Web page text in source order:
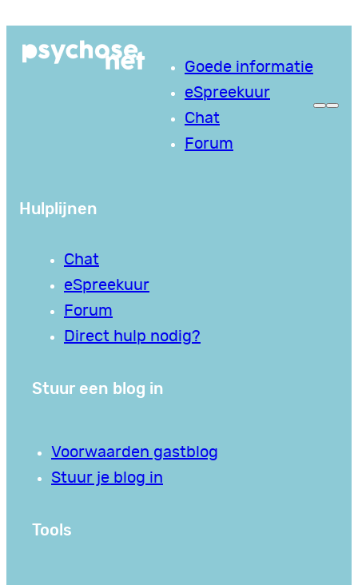
naar
Goede informatie
eSpreekuur
Chat
Forum
Hulplijnen
Chat
eSpreekuur
Forum
Direct hulp nodig?
Stuur een blog in
Voorwaarden gastblog
Stuur je blog in
Tools